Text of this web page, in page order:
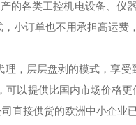
的各类工控机电设备、仪
小订单也不用承担高运费
，层层盘剥的模式，享受
以提供比国内市场价格
直接供货的欧洲中小企业已